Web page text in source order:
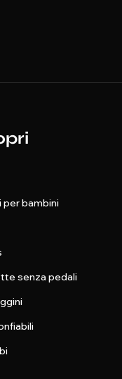
per bambini
senza pedali